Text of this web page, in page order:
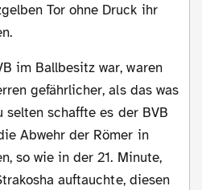
Tor ohne Druck ihr
gefährlicher, als das was
selten schaffte es der BVB
Abwehr der Römer in
so wie in der 21. Minute,
auftauchte, diesen